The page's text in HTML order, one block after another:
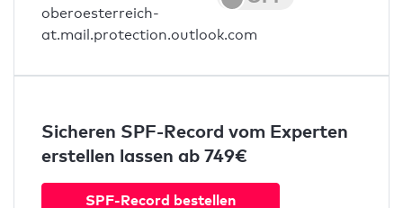
oberoesterreich-
at.mail.protection.outlook.com
Sicheren SPF-Record vom Experten
erstellen lassen ab 749€
SPF-Record bestellen